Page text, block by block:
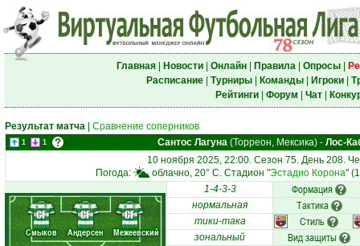
Главная| Новости| Онлайн| Правила| Опросы|
Расписание| Турниры| Команды| Игроки|
Рейтинги| Форум Чат|
Результат матча Сравнение соперников
1 1 Сантос Лагуна(Торреон, Мексика)- Лос-
10 ноября 2025, 22:00. Сезон 75. День 208.
Погода:
облачно, 20° C. Стадион "Эстадио Корона"
Смыков Андерсен Межеевский
CF CF CF
1-4-3-3 Формация
нормальная Тактика
тики-така Стиль
зональный Вид защиты